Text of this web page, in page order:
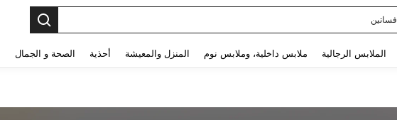
فساتين
الملابس الرجالية ملابس داخلية، وملابس نوم المنزل والمعيشة أحذية الصحة و الجمال